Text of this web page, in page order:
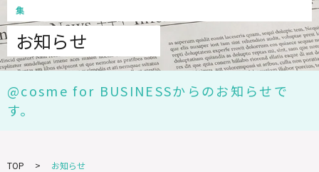
集
お知らせ
@cosme for BUSINESSからのお知らせで
す。
TOP お知らせ